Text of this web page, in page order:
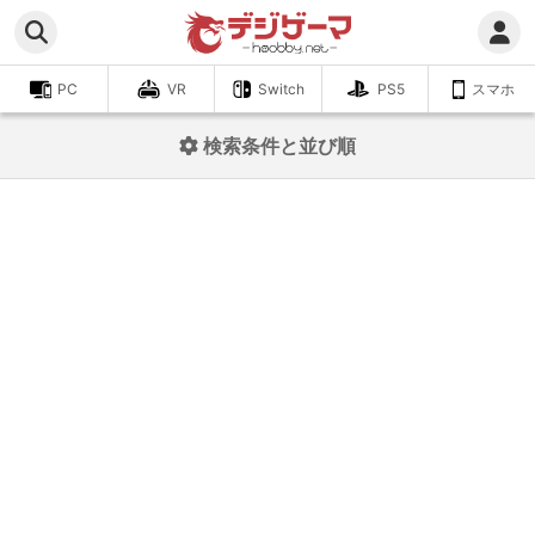
PC VR Switch PS5 スマホ
検索条件と並び順